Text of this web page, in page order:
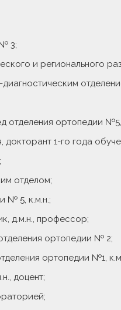
3;
и регионального
отделения ортопедии №5,
1-го года
отделом;
№ 5, к.м.н.;
д.м.н., профессор;
ортопедии № 2;
ортопедии №1,
доцент;